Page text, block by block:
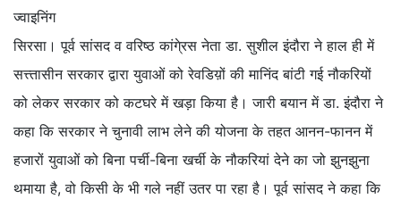
ज्वाइनिंग
सिरसा। पूर्व सांसद व वरिष्ठ कांगे्रस नेता डा. सुशील इंदौरा ने हाल ही में
सत्त्तासीन सरकार द्वारा युवाओं को रेवडिय़ों की मानिंद बांटी गई नौकरियों
को लेकर सरकार को कटघरे में खड़ा किया है। जारी बयान में डा. इंदौरा ने
कहा कि सरकार ने चुनावी लाभ लेने की योजना के तहत आनन-फानन में
हजारों युवाओं को बिना पर्ची-बिना खर्ची के नौकरियां देने का जो झुनझुना
थमाया है, वो किसी के भी गले नहीं उतर पा रहा है। पूर्व सांसद ने कहा कि